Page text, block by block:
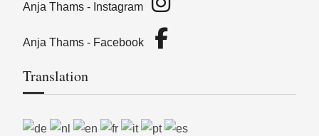
Anja Thams - Instagram
Anja Thams - Facebook
Translation